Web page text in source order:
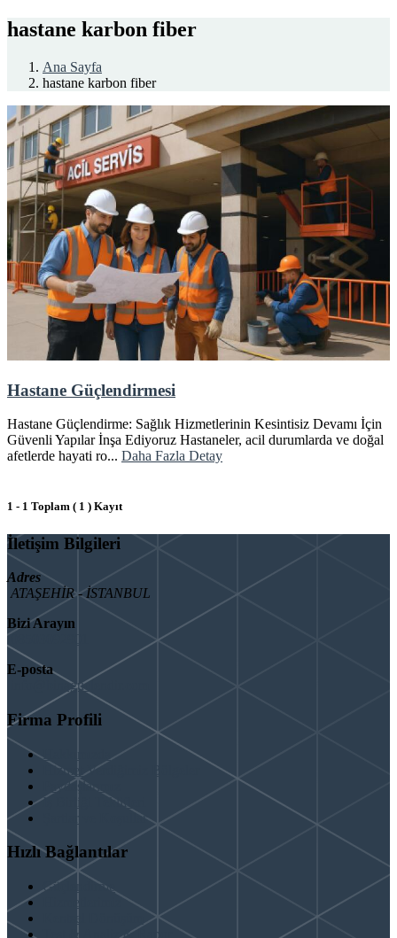
hastane karbon fiber
Ana Sayfa
hastane karbon fiber
Hastane Güçlendirmesi
Hastane Güçlendirme: Sağlık Hizmetlerinin Kesintisiz Devamı İçin
Güvenli Yapılar İnşa Ediyoruz Hastaneler, acil durumlarda ve doğal
afetlerde hayati ro... Daha Fazla Detay
1 - 1 Toplam ( 1 ) Kayıt
İletişim Bilgileri
Adres
ATAŞEHİR - İSTANBUL
Bizi Arayın
E-posta
info@binaguclendir.com
Firma Profili
Hakkımızda
Hizmet Verdiğimiz Bölgeler
Paydaşlarımız
İş Birliği Teklifleri
Şartlar ve Koşullar
Hızlı Bağlantılar
Güçlendirme
Hizmetlerimiz
Test & Analiz & Rapor